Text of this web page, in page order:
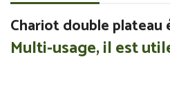
Chariot double plateau
Multi-usage, il est